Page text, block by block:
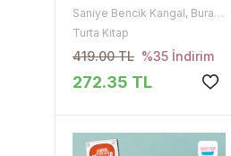
Saniye Bencik Kangal, Burak Karabey
Turta Kitap
419.00 TL %35 İndirim
272.35 TL